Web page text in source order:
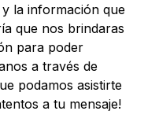
la información que
que nos brindaras
para poder
a través de
podamos asistirte
a tu mensaje!